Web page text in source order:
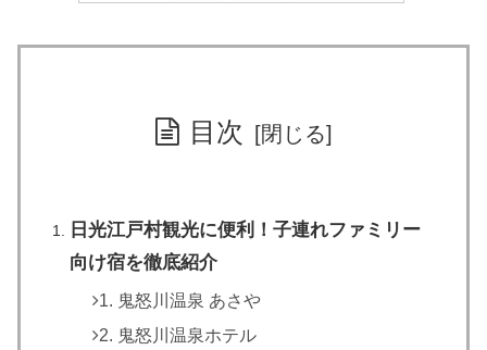
目次
日光江戸村観光に便利！子連れファミリー
向け宿を徹底紹介
1. 鬼怒川温泉 あさや
2. 鬼怒川温泉ホテル